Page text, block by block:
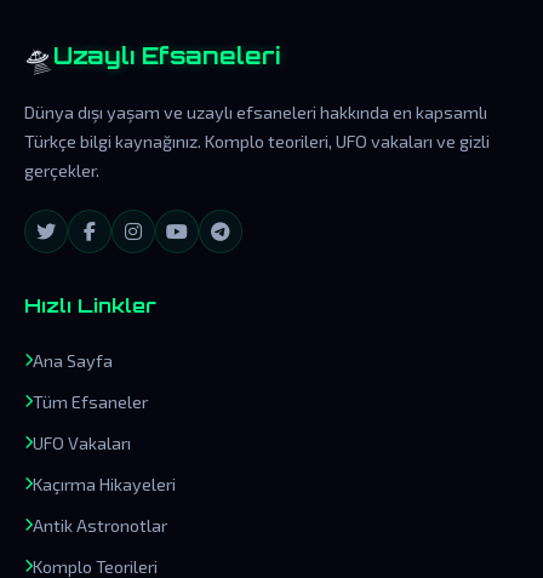
🛸 Uzaylı Efsaneleri
Dünya dışı yaşam ve uzaylı efsaneleri hakkında en kapsamlı
Türkçe bilgi kaynağınız. Komplo teorileri, UFO vakaları ve gizli
gerçekler.
Hızlı Linkler
Ana Sayfa
Tüm Efsaneler
UFO Vakaları
Kaçırma Hikayeleri
Antik Astronotlar
Komplo Teorileri